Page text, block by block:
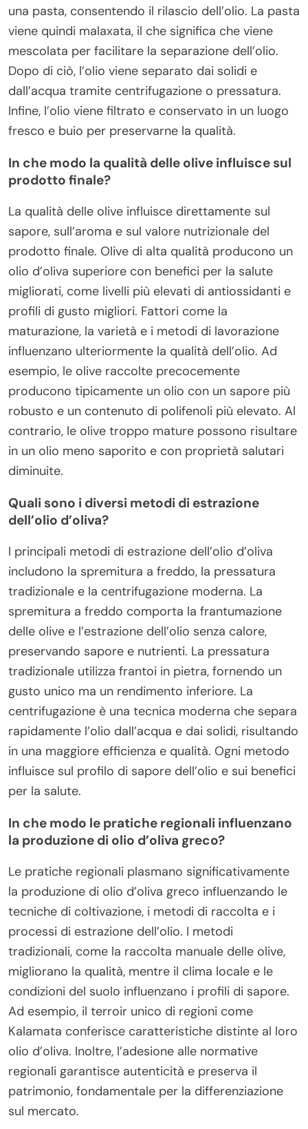
una pasta, consentendo il rilascio dell’olio. La pasta
viene quindi malaxata, il che significa che viene
mescolata per facilitare la separazione dell’olio.
Dopo di ciò, l’olio viene separato dai solidi e
dall’acqua tramite centrifugazione o pressatura.
Infine, l’olio viene filtrato e conservato in un luogo
fresco e buio per preservarne la qualità.
In che modo la qualità delle olive influisce sul
prodotto finale?
La qualità delle olive influisce direttamente sul
sapore, sull’aroma e sul valore nutrizionale del
prodotto finale. Olive di alta qualità producono un
olio d’oliva superiore con benefici per la salute
migliorati, come livelli più elevati di antiossidanti e
profili di gusto migliori. Fattori come la
maturazione, la varietà e i metodi di lavorazione
influenzano ulteriormente la qualità dell’olio. Ad
esempio, le olive raccolte precocemente
producono tipicamente un olio con un sapore più
robusto e un contenuto di polifenoli più elevato. Al
contrario, le olive troppo mature possono risultare
in un olio meno saporito e con proprietà salutari
diminuite.
Quali sono i diversi metodi di estrazione
dell’olio d’oliva?
I principali metodi di estrazione dell’olio d’oliva
includono la spremitura a freddo, la pressatura
tradizionale e la centrifugazione moderna. La
spremitura a freddo comporta la frantumazione
delle olive e l’estrazione dell’olio senza calore,
preservando sapore e nutrienti. La pressatura
tradizionale utilizza frantoi in pietra, fornendo un
gusto unico ma un rendimento inferiore. La
centrifugazione è una tecnica moderna che separa
rapidamente l’olio dall’acqua e dai solidi, risultando
in una maggiore efficienza e qualità. Ogni metodo
influisce sul profilo di sapore dell’olio e sui benefici
per la salute.
In che modo le pratiche regionali influenzano
la produzione di olio d’oliva greco?
Le pratiche regionali plasmano significativamente
la produzione di olio d’oliva greco influenzando le
tecniche di coltivazione, i metodi di raccolta e i
processi di estrazione dell’olio. I metodi
tradizionali, come la raccolta manuale delle olive,
migliorano la qualità, mentre il clima locale e le
condizioni del suolo influenzano i profili di sapore.
Ad esempio, il terroir unico di regioni come
Kalamata conferisce caratteristiche distinte al loro
olio d’oliva. Inoltre, l’adesione alle normative
regionali garantisce autenticità e preserva il
patrimonio, fondamentale per la differenziazione
sul mercato.